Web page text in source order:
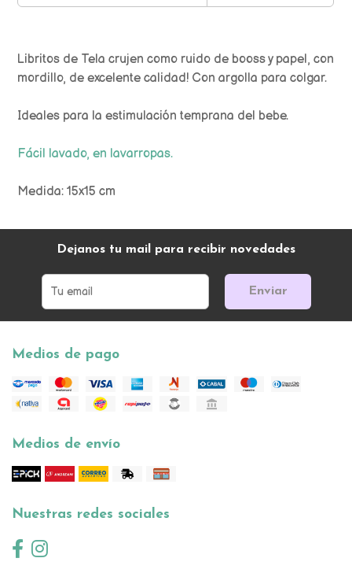
Libritos de Tela crujen como ruido de booss y papel, con
mordillo, de excelente calidad! Con argolla para colgar.
Ideales para la estimulación temprana del bebe.
Fácil lavado, en lavarropas.
Medida: 15x15 cm
Dejanos tu mail para recibir novedades
Enviar
Medios de pago
Medios de envío
Nuestras redes sociales